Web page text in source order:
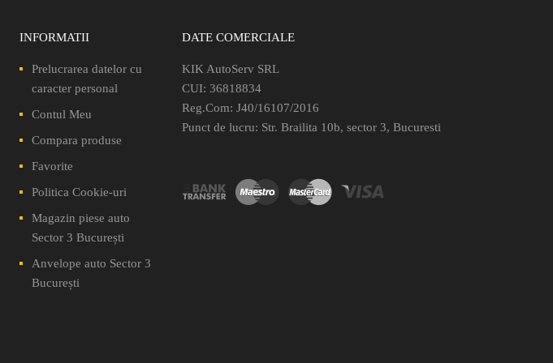
INFORMATII
Prelucrarea datelor cu
caracter personal
Contul Meu
Compara produse
Favorite
Politica Cookie-uri
Magazin piese auto
Sector 3 București
Anvelope auto Sector 3
București
DATE COMERCIALE
KIK AutoServ SRL
CUI: 36818834
Reg.Com: J40/16107/2016
Punct de lucru: Str. Brailita 10b, sector 3, Bucuresti